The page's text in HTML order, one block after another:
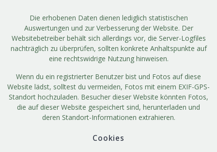
Die erhobenen Daten dienen lediglich statistischen
Auswertungen und zur Verbesserung der Website. Der
Websitebetreiber behält sich allerdings vor, die Server-Logfiles
nachträglich zu überprüfen, sollten konkrete Anhaltspunkte auf
eine rechtswidrige Nutzung hinweisen.
Wenn du ein registrierter Benutzer bist und Fotos auf diese
Website lädst, solltest du vermeiden, Fotos mit einem EXIF-GPS-
Standort hochzuladen. Besucher dieser Website könnten Fotos,
die auf dieser Website gespeichert sind, herunterladen und
deren Standort-Informationen extrahieren.
Cookies